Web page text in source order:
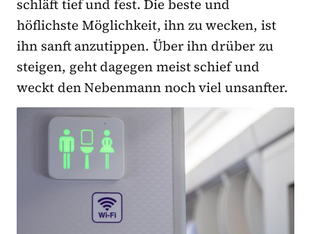
schläft tief und fest. Die beste und
höflichste Möglichkeit, ihn zu wecken, ist
ihn sanft anzutippen. Über ihn drüber zu
steigen, geht dagegen meist schief und
weckt den Nebenmann noch viel unsanfter.